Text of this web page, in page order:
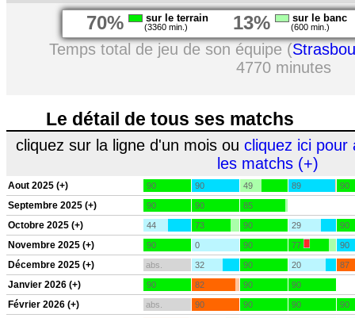
70% sur le terrain
(3360 min.) 13% sur le banc
(600 min.)
Temps total de jeu de son équipe (
4770 minutes
Le détail de tous ses matchs
cliquez sur la ligne d'un mois ou cliquez ici pour
les matchs (+)
Aout 2025 (+) 90 90 49 89 90
Septembre 2025 (+) 90 90 85
Octobre 2025 (+) 44 73 90 29 90
Novembre 2025 (+) 90 0 90 77 90
Décembre 2025 (+) abs. 32 90 20 87
Janvier 2026 (+) 90 82 90 90
Février 2026 (+) abs. 90 90 90 90